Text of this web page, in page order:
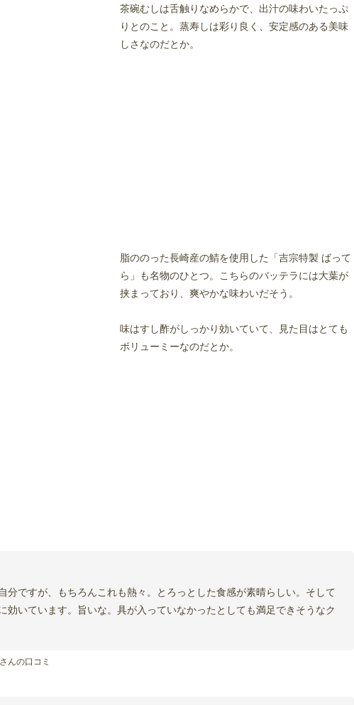
茶碗むしは舌触りなめらかで、出汁の味わいたっぷ
りとのこと。蒸寿しは彩り良く、安定感のある美味
しさなのだとか。
脂ののった長崎産の鯖を使用した「吉宗特製 ばって
ら」も名物のひとつ。こちらのバッテラには大葉が
挟まっており、爽やかな味わいだそう。
味はすし酢がしっかり効いていて、見た目はとても
ボリューミーなのだとか。
分ですが、もちろんこれも熱々。とろっとした食感が素晴らしい。そして
効いています。旨いな。具が入っていなかったとしても満足できそうなク
んの口コミ